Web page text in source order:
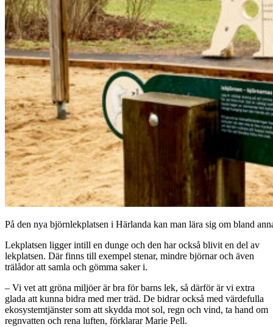
På den nya björnlekplatsen i Härlanda kan man lära sig om bland
Lekplatsen ligger intill en dunge och den har också blivit en del av
lekplatsen. Där finns till exempel stenar, mindre björnar och även
trälådor att samla och gömma saker i.
– Vi vet att gröna miljöer är bra för barns lek, så därför är vi extra
glada att kunna bidra med mer träd. De bidrar också med värdefulla
ekosystemtjänster som att skydda mot sol, regn och vind, ta hand om
regnvatten och rena luften, förklarar Marie Pell.